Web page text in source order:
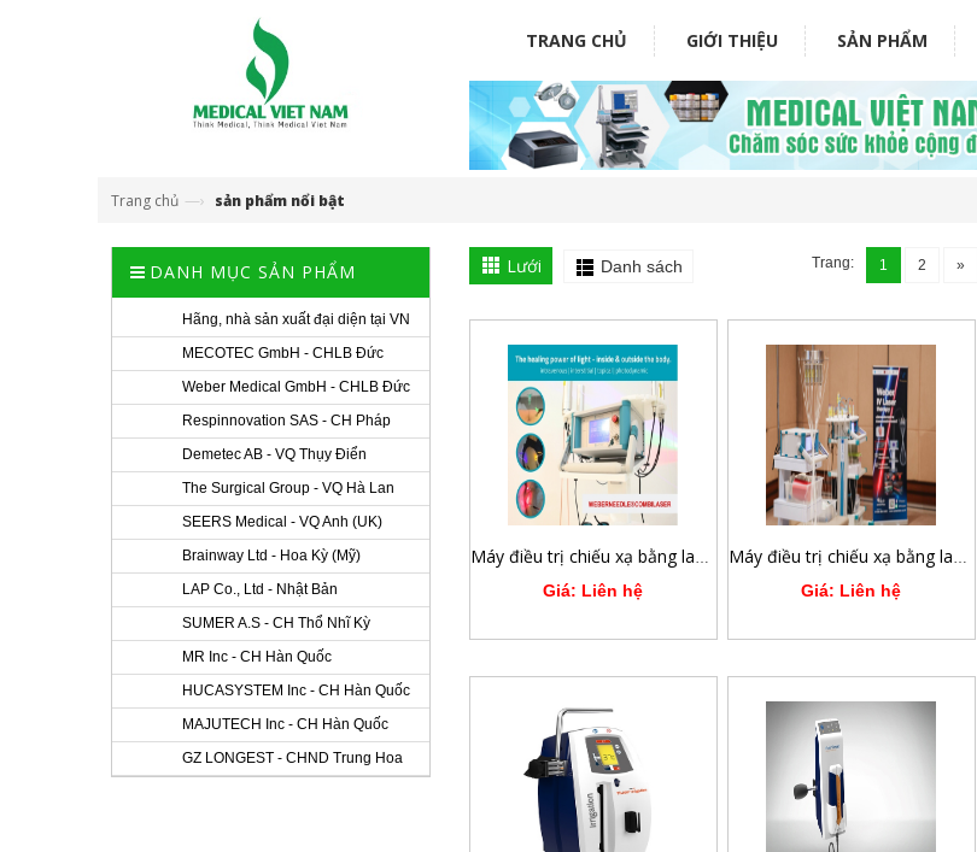
TRANG CHỦ GIỚI THIỆU SẢN PHẨM
Trang chủ —› sản phẩm nổi bật
Lưới Danh sách Trang: 1 2 »
Máy điều trị chiếu xạ bằng laser quang động 16 kênh Weberneedle®Combilaser
Giá: Liên hệ
Máy điều trị chiếu xạ bằng laser châm cứu quang động 12 kênh Weberneedle®Compact Laser
Giá: Liên hệ
DANH MỤC SẢN PHẨM
Hãng, nhà sản xuất đại diện tại VN
MECOTEC GmbH - CHLB Đức
Weber Medical GmbH - CHLB Đức
Respinnovation SAS - CH Pháp
Demetec AB - VQ Thụy Điển
The Surgical Group - VQ Hà Lan
SEERS Medical - VQ Anh (UK)
Brainway Ltd - Hoa Kỳ (Mỹ)
LAP Co., Ltd - Nhật Bản
SUMER A.S - CH Thổ Nhĩ Kỳ
MR Inc - CH Hàn Quốc
HUCASYSTEM Inc - CH Hàn Quốc
MAJUTECH Inc - CH Hàn Quốc
GZ LONGEST - CHND Trung Hoa